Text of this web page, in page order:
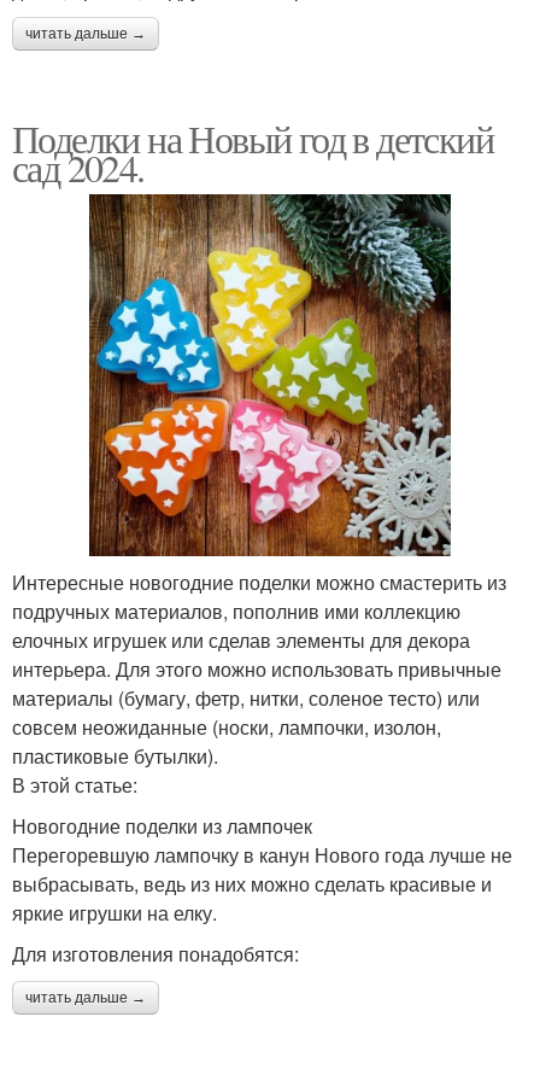
читать дальше →
Поделки на Новый год в детский
сад 2024.
Интересные новогодние поделки можно смастерить из
подручных материалов, пополнив ими коллекцию
елочных игрушек или сделав элементы для декора
интерьера. Для этого можно использовать привычные
материалы (бумагу, фетр, нитки, соленое тесто) или
совсем неожиданные (носки, лампочки, изолон,
пластиковые бутылки).
В этой статье:
Новогодние поделки из лампочек
Перегоревшую лампочку в канун Нового года лучше не
выбрасывать, ведь из них можно сделать красивые и
яркие игрушки на елку.
Для изготовления понадобятся:
читать дальше →